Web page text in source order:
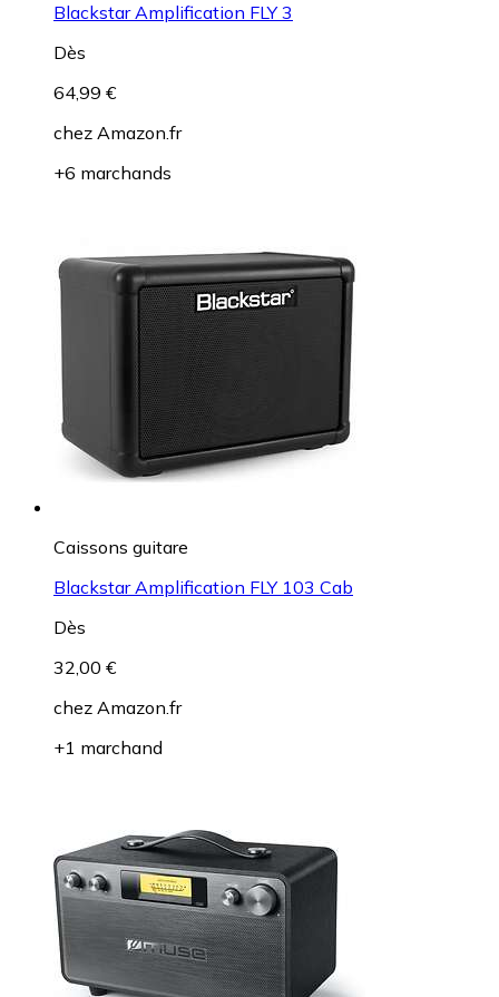
Blackstar Amplification FLY 3
Dès
64,99 €
chez Amazon.fr
+6 marchands
Caissons guitare
Blackstar Amplification FLY 103 Cab
Dès
32,00 €
chez Amazon.fr
+1 marchand